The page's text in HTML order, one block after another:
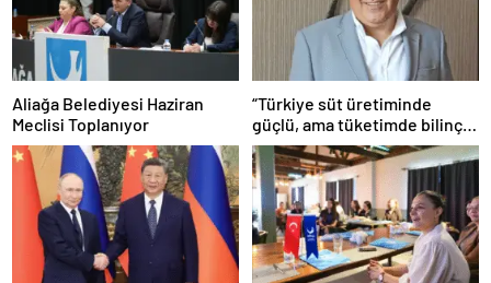
Aliağa Belediyesi Haziran
Meclisi Toplanıyor
“Türkiye süt üretiminde
güçlü, ama tüketimde bilinç
şart”